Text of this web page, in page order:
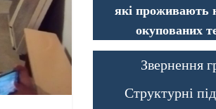
які проживають
окупованих
Звернення
Структурні